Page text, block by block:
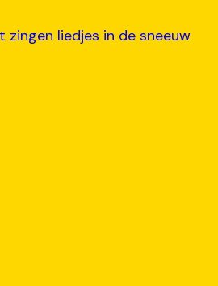
zingen liedjes in de sneeuw